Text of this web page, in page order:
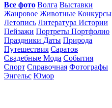
Все фото Волга Выставки
Жанровое Животные Конкурсы
Летопись Литература Истории
Пейзажи Портреты Портфолио
Праздники Даты Природа
Путешествия Саратов
Свадебные Мода События
Спорт Справочная Фотографы
Энгельс Юмор